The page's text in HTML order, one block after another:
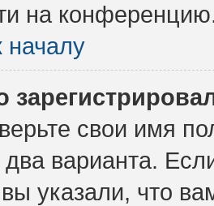
на
началу
свои имя
варианта.
указали, что